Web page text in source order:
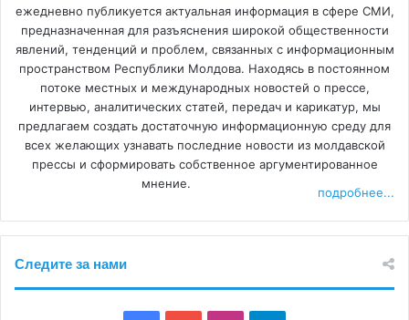
ежедневно публикуется актуальная информация в сфере СМИ,
предназначенная для разъяснения широкой общественности
явлений, тенденций и проблем, связанных с информационным
пространством Республики Молдова. Находясь в постоянном
потоке местных и международных новостей о прессе,
интервью, аналитических статей, передач и карикатур, мы
предлагаем создать достаточную информационную среду для
всех желающих узнавать последние новости из молдавской
прессы и сформировать собственное аргументированное
мнение.
подробнее...
Следите за нами